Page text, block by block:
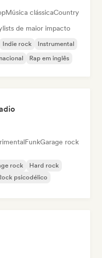
Música clássicaCountry
de maior impacto
Indie rock
Instrumental
Rap em inglês
FunkGarage rock
rock
Hard rock
psicodélico